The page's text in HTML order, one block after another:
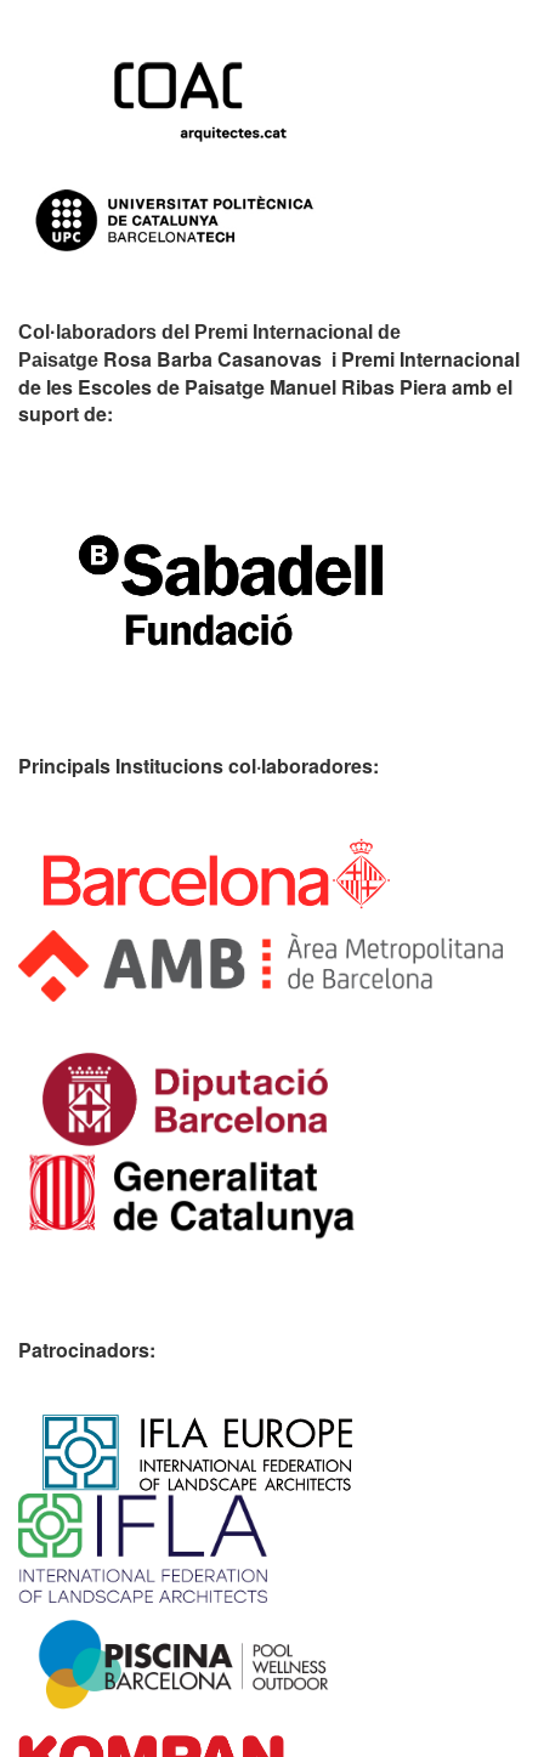
Col·laboradors del Premi Internacional de
Paisatge Rosa Barba Casanovas i Premi Internacional
de les Escoles de Paisatge Manuel Ribas Piera amb el
suport de:
Principals Institucionscol·laboradores:
Patrocinadors: